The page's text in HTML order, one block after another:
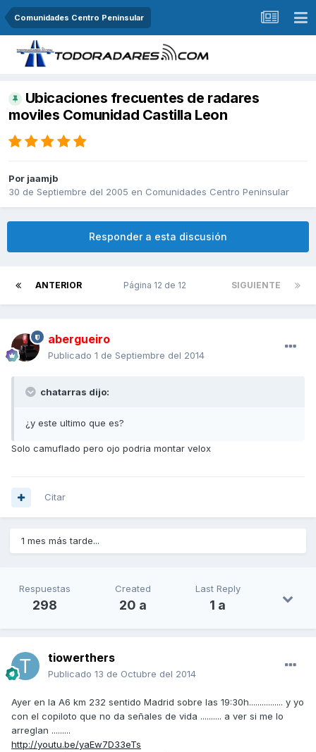
Comunidades Centro Peninsular
Ubicaciones frecuentes de radares
moviles Comunidad Castilla Leon
Por jaamjb
30 de Septiembre del 2005 en Comunidades Centro Peninsular
Responder a esta discusión
ANTERIOR SIGUIENTE
Página 12 de 12
abergueiro
Publicado 1 de Septiembre del 2014
chatarras dijo:
¿y este ultimo que es?
Solo camuflado pero ojo podria montar velox
Citar
1 mes más tarde...
Respuestas
298
Created
20 a
Last Reply
1 a
tiowerthers
Publicado 13 de Octubre del 2014
Ayer en la A6 km 232 sentido Madrid sobre las 19:30h................ y yo
con el copiloto que no da señales de vida .......... a ver si me lo
arreglan .........
http://youtu.be/yaEw7D33eTs